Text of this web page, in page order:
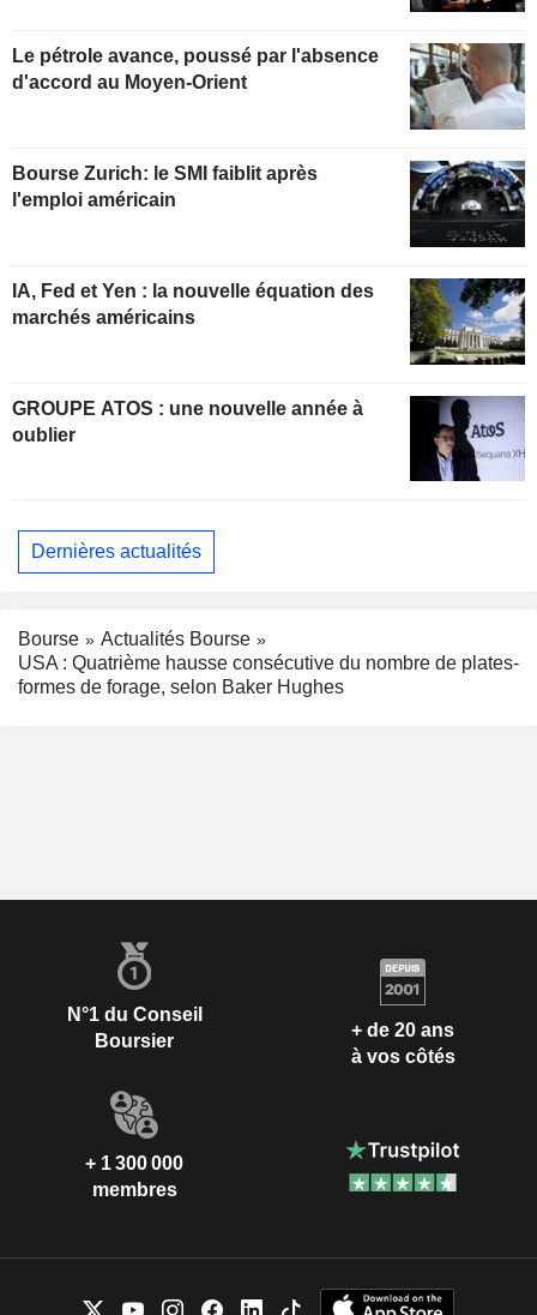
Le pétrole avance, poussé par l'absence
d'accord au Moyen-Orient
Bourse Zurich: le SMI faiblit après
l'emploi américain
IA, Fed et Yen : la nouvelle équation des
marchés américains
GROUPE ATOS : une nouvelle année à
oublier
Dernières actualités
Bourse
Actualités Bourse
USA : Quatrième hausse consécutive du nombre de plates-
formes de forage, selon Baker Hughes
N°1 du Conseil
Boursier
+ de 20 ans
à vos côtés
+ 1 300 000
membres